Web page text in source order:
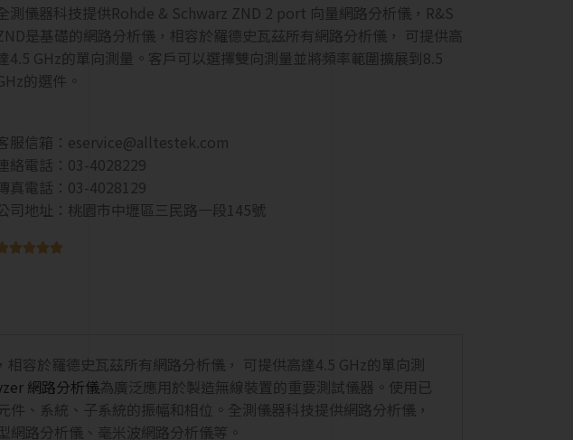
測儀器科技提供Rohde & Schwarz ZND 2 port 向量網路分析儀，R&S
是基礎的網路分析儀，相容於羅德史瓦茲所有網路分析儀， 可提供高
4.5 GHz的單向測量。客戶可以選擇雙向測量並將頻率範圍擴展到8.5
的選件。
服信箱： eservice@alltestek.com
絡電話：03-4028229
真電話：03-4028129
司地址：桃園市中壢區三民路一段145號

相容於羅德史瓦茲所有網路分析儀， 可提供高達4.5 GHz的單向測
網路分析儀為廣泛應用於製造無線裝置的重要測試儀器。使用已
、系統、子系統的振幅和相位。全測儀器科技提供網路分析儀，
路分析儀、毫米波網路分析儀等。